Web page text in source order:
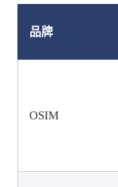
品牌
OSIM